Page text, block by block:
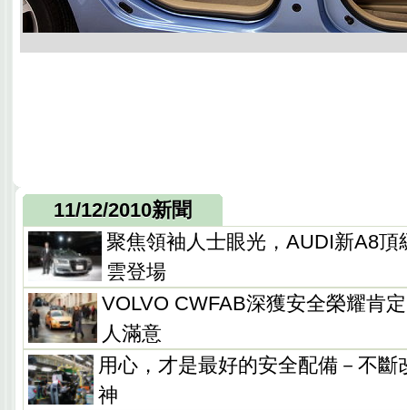
11/12/2010新聞
聚焦領袖人士眼光，AUDI新A8頂
雲登場
VOLVO CWFAB深獲安全榮耀肯
人滿意
用心，才是最好的安全配備－不斷
神